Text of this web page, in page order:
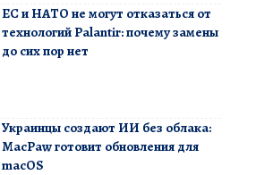
ЕС и НАТО не могут отказаться от
технологий Palantir: почему замены
до сих пор нет
Украинцы создают ИИ без облака:
MacPaw готовит обновления для
macOS